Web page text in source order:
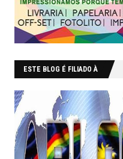
ESTE BLOG É FILIADO À